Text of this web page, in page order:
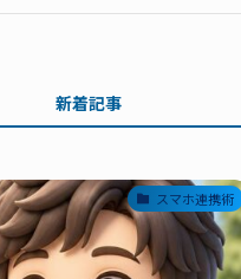
新着記事
スマホ連携術